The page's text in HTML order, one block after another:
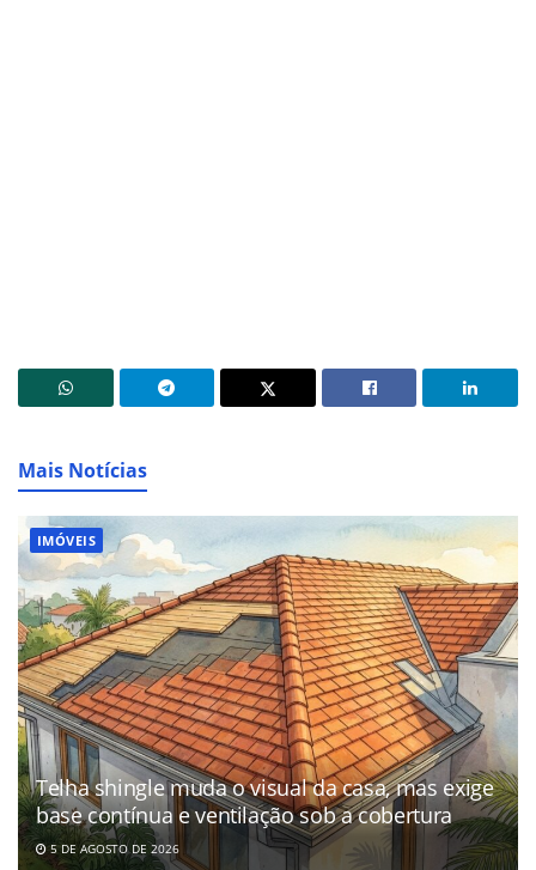
Mais Notícias
IMÓVEIS
Telha shingle muda o visual da casa, mas exige
base contínua e ventilação sob a cobertura
5 DE AGOSTO DE 2026